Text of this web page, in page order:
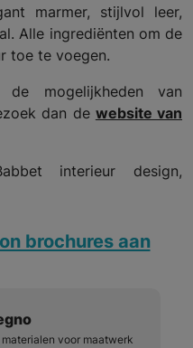
marmer, stijlvol leer,
Alle ingrediënten om de
toe te voegen.
mogelijkheden van
dan de website van
interieur design,
brochures aan
materialen voor maatwerk